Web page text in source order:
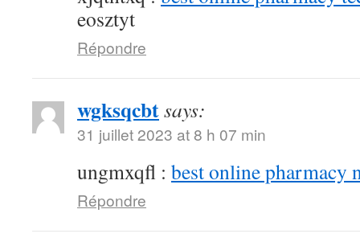
eosztyt
Répondre
wgksqcbtsays:
31 juillet 2023 at 8 h 07 min
ungmxqfl : best online pharmacy
Répondre